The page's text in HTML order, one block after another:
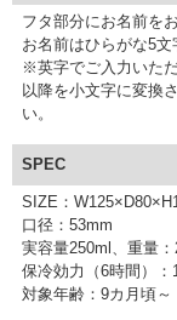
フタ部分にお名前を
お名前はひらがな5文
※英字でご入力いた
以降を小文字に変換
い。
SPEC
SIZE：
口径：53mm
実容量250ml、重量
保冷効力（6時間）
対象年齢：9カ月頃～